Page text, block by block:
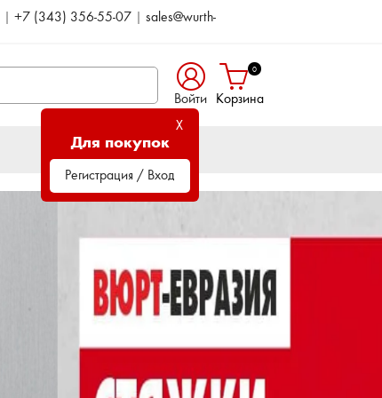
|+7 (343) 356-55-07 |sales@wurth-
Войти
X
Для покупок
Регистрация / Вход
0
Корзина